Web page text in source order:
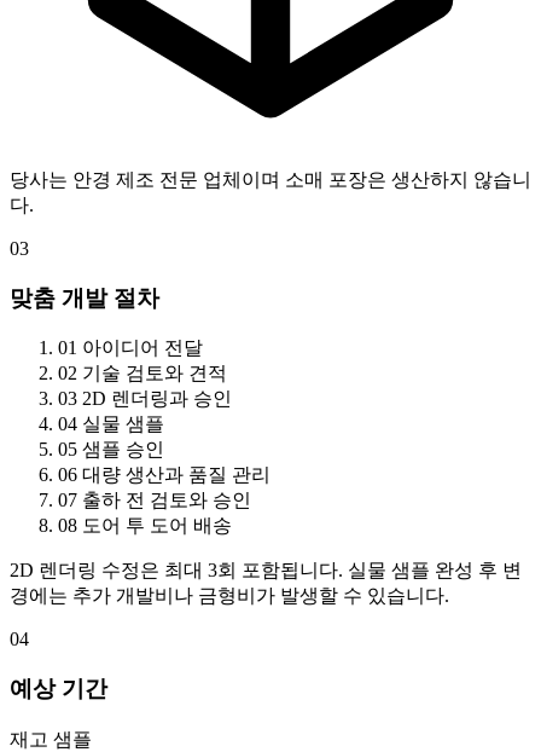
당사는 안경 제조 전문 업체이며 소매 포장은 생산하지 않습니
다.
03
맞춤 개발 절차
01 아이디어 전달
02 기술 검토와 견적
03 2D 렌더링과 승인
04 실물 샘플
05 샘플 승인
06 대량 생산과 품질 관리
07 출하 전 검토와 승인
08 도어 투 도어 배송
2D 렌더링 수정은 최대 3회 포함됩니다. 실물 샘플 완성 후 변
경에는 추가 개발비나 금형비가 발생할 수 있습니다.
04
예상 기간
재고 샘플